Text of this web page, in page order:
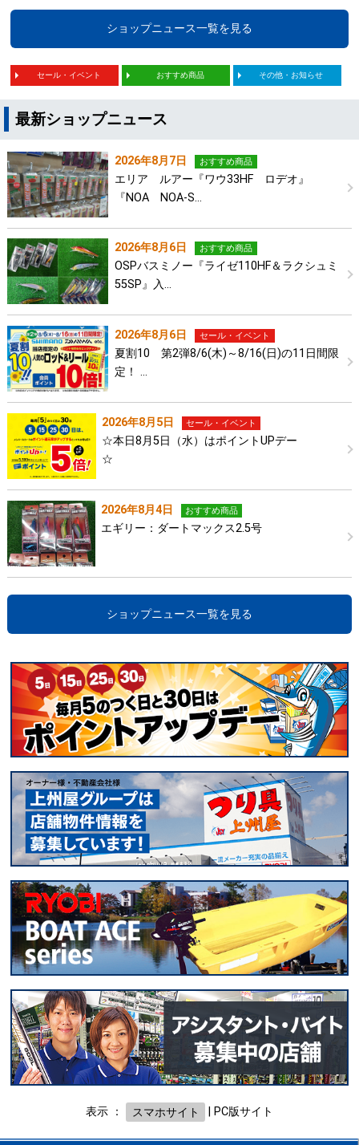
ショップニュース一覧を見る
セール・イベント おすすめ商品 その他・お知らせ
最新ショップニュース
2026年8月7日 おすすめ商品
エリア ルアー『ワウ33HF ロデオ』
『NOA NOA-S…
2026年8月6日 おすすめ商品
OSPバスミノー『ライゼ110HF＆ラクシュミ
55SP』入…
2026年8月6日 セール・イベント
夏割10 第2弾8/6(木)～8/16(日)の11日間限
定！ …
2026年8月5日 セール・イベント
☆本日8月5日（水）はポイントUPデー
☆
2026年8月4日 おすすめ商品
エギリー：ダートマックス2.5号
ショップニュース一覧を見る
表示 ： スマホサイト PC版サイト